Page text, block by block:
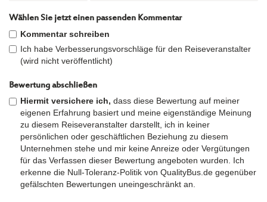
Wählen Sie jetzt einen passenden Kommentar
Kommentar schreiben
Ich habe Verbesserungsvorschläge für den Reiseveranstalter
(wird nicht veröffentlicht)
Bewertung abschließen
Hiermit versichere ich, dass diese Bewertung auf meiner
eigenen Erfahrung basiert und meine eigenständige Meinung
zu diesem Reiseveranstalter darstellt, ich in keiner
persönlichen oder geschäftlichen Beziehung zu diesem
Unternehmen stehe und mir keine Anreize oder Vergütungen
für das Verfassen dieser Bewertung angeboten wurden. Ich
erkenne die Null-Toleranz-Politik von QualityBus.de gegenüber
gefälschten Bewertungen uneingeschränkt an.